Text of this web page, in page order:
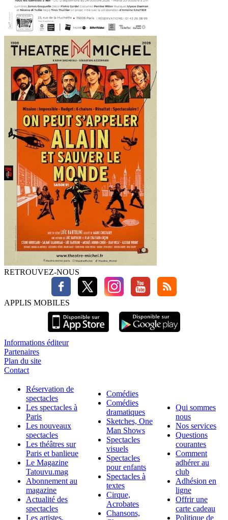
RETROUVEZ-NOUS
APPLIS MOBILES
Informations éditeur
Partenaires
Plan du site
Contact
Réservation de
spectacles
Les spectacles à
Paris
Les nouveaux
spectacles
Les théâtres sur
Paris et banlieue
Le Magazine
Tatouvu.mag
Abonnement au
magazine
Actualité des
spectacles
Les artistes,
Comédies
Comédies
dramatiques
Sketches, One
Man Shows
Spectacles
visuels
Spectacles
pour enfants
Spectacles à
textes
Cirque,
Acrobates
Chansons,
Qui sommes
nous
Nos services
Questions
courantes
Comment
adhérer au
club
Adhésion en
ligne
Offrir une
carte cadeau
Politique de